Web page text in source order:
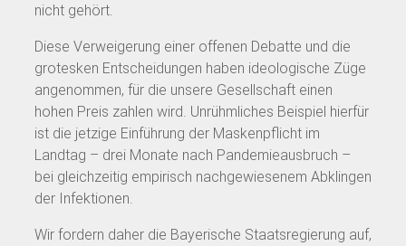
nicht gehört.
Diese Verweigerung einer offenen Debatte und die
grotesken Entscheidungen haben ideologische Züge
angenommen, für die unsere Gesellschaft einen
hohen Preis zahlen wird. Unrühmliches Beispiel hierfür
ist die jetzige Einführung der Maskenpflicht im
Landtag – drei Monate nach Pandemieausbruch –
bei gleichzeitig empirisch nachgewiesenem Abklingen
der Infektionen.
Wir fordern daher die Bayerische Staatsregierung auf,